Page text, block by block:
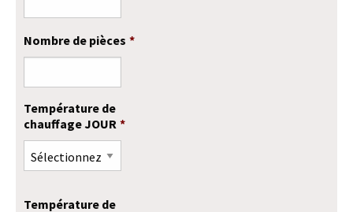
Nombre de pièces *
Température de
chauffage JOUR *
Température de